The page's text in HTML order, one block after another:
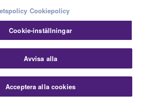
VillkorIntegritetspolicyCookiepolicyImprint
© Yamaha Corporation.
Cookiepolicy
Cookie-inställningar
Avvisa alla
Acceptera alla cookies